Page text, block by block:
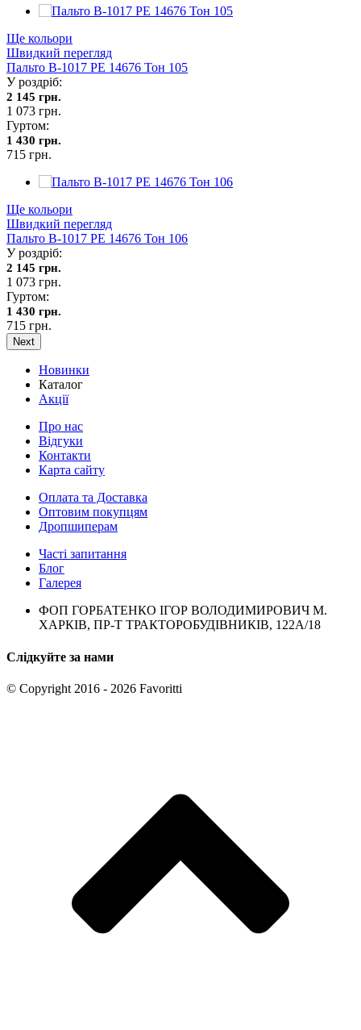
Ще кольори
Швидкий перегляд
Пальто В-1017 PE 14676 Тон 105
У роздріб:
2 145 грн.
1 073 грн.
Гуртом:
1 430 грн.
715 грн.
Ще кольори
Швидкий перегляд
Пальто В-1017 PE 14676 Тон 106
У роздріб:
2 145 грн.
1 073 грн.
Гуртом:
1 430 грн.
715 грн.
Next
Новинки
Каталог
Акції
Про нас
Відгуки
Контакти
Карта сайту
Оплата та Доставка
Оптовим покупцям
Дропшиперам
Часті запитання
Блог
Галерея
ФОП ГОРБАТЕНКО ІГОР ВОЛОДИМИРОВИЧ М.
ХАРКІВ, ПР-Т ТРАКТОРОБУДІВНИКІВ, 122А/18
Слідкуйте за нами
© Copyright 2016 - 2026 Favoritti